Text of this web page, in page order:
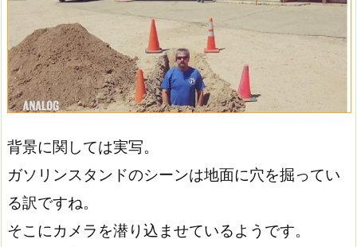
背景に関しては実写。
ガソリンスタンドのシーンは地面に穴を掘ってい
る訳ですね。
そこにカメラを潜り込ませているようです。